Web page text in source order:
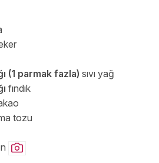
(1 parmak fazla) sıvı yağ
fındık
tozu